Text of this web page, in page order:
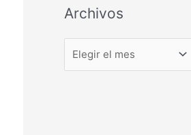
Archivos